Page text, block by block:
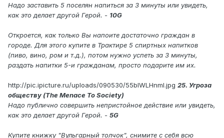
Надо заставить 5 поселян напиться за 3 минуты или увидеть,
как это делает другой Герой. - 10G
Откроется, как только Вы напоите достаточно граждан в
городе. Для этого купите в Трактире 5 спиртных напитков
(пиво, вино, ром и т.д.), потом нужно успеть за 3 минуты,
раздать напитки 5-и гражданам, просто подарите им их.
http://pic.ipicture.ru/uploads/090530/55bIWLHnmI.jpg 25. Угроза
обществу (The Menace To Society)
Надо публично совершить непристойное действие или увидеть,
как это делает другой Герой. - 5G
Купите книжку "Вульгарный толчок", снимите с себя всю